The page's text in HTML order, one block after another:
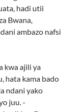
hadi utii
Bwana,
ambazo nafsi
kwa ajili ya
hata kama bado
ndani yako
juu. -